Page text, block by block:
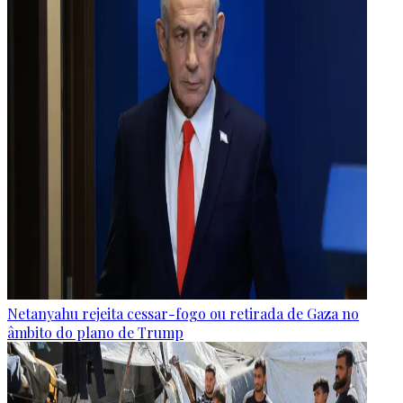
Netanyahu rejeita cessar-fogo ou retirada de Gaza no
âmbito do plano de Trump